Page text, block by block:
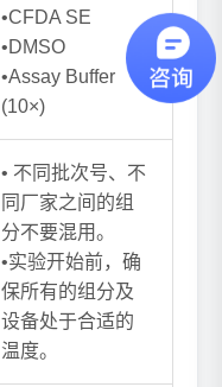
•CFDA SE
•DMSO
•Assay Buffer
(10×)
• 不同批次号、不
同厂家之间的组
分不要混用。
•实验开始前，确
保所有的组分及
设备处于合适的
温度。